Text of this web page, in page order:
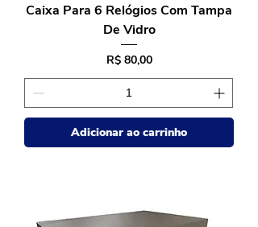
Caixa Para 6 Relógios Com Tampa
De Vidro
Preço
R$ 80,00
Adicionar ao carrinho